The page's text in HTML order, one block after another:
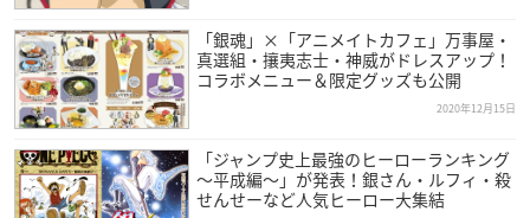
「銀魂」×「アニメイトカフェ」万事屋・
真選組・攘夷志士・神威がドレスアップ！
コラボメニュー＆限定グッズも公開
2020年12月15日
「ジャンプ史上最強のヒーローランキング
～平成編～」が発表！銀さん・ルフィ・殺
せんせーなど人気ヒーロー大集結